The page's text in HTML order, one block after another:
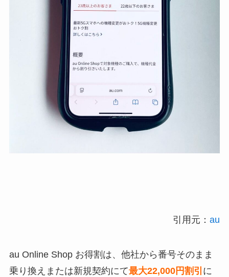
引用元：au
au Online Shop お得割は、他社から番号そのまま
乗り換えまたは新規契約にて最大22,000円割引 に